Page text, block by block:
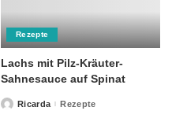
Rezepte
Lachs mit Pilz-Kräuter-
Sahnesauce auf Spinat
PostedRicarda Rezepte